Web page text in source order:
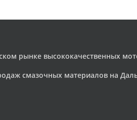
рынке высококачественных
смазочных материалов на